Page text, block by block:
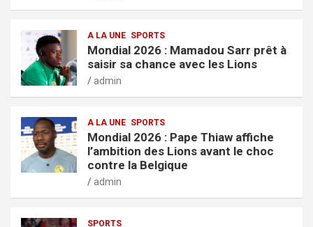
A LA UNE SPORTS
Mondial 2026 : Mamadou Sarr prêt à
saisir sa chance avec les Lions
admin
A LA UNE SPORTS
Mondial 2026 : Pape Thiaw affiche
l’ambition des Lions avant le choc
contre la Belgique
admin
SPORTS